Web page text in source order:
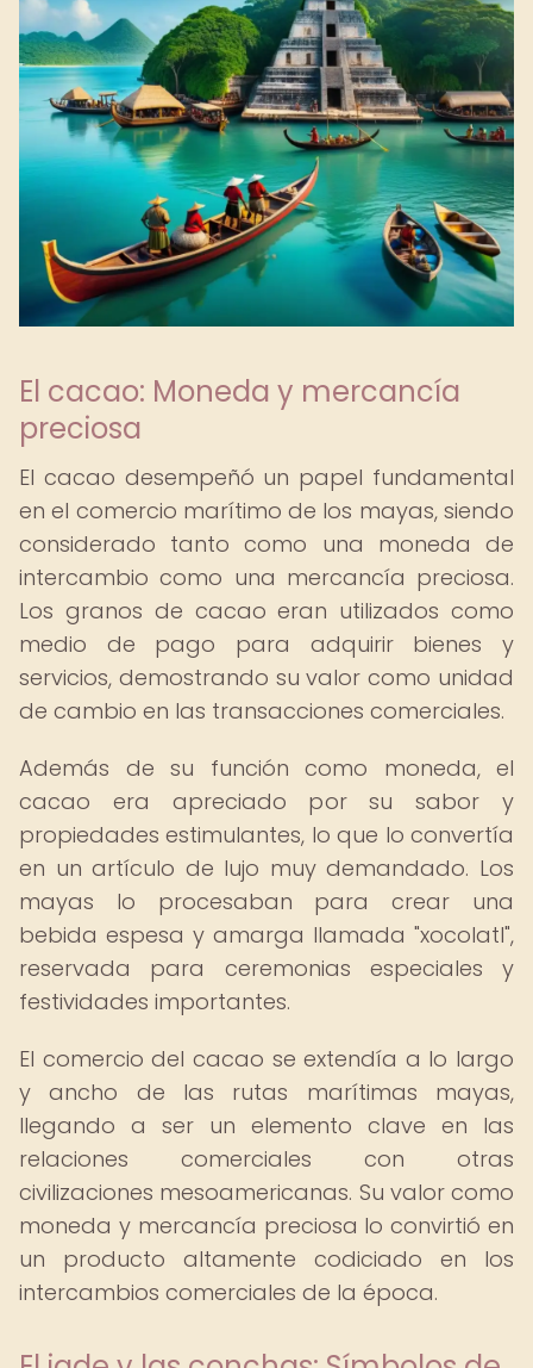
El cacao: Moneda y mercancía
preciosa
El cacao desempeñó un papel fundamental
en el comercio marítimo de los mayas, siendo
considerado tanto como una moneda de
intercambio como una mercancía preciosa.
Los granos de cacao eran utilizados como
medio de pago para adquirir bienes y
servicios, demostrando su valor como unidad
de cambio en las transacciones comerciales.
Además de su función como moneda, el
cacao era apreciado por su sabor y
propiedades estimulantes, lo que lo convertía
en un artículo de lujo muy demandado. Los
mayas lo procesaban para crear una
bebida espesa y amarga llamada "xocolatl",
reservada para ceremonias especiales y
festividades importantes.
El comercio del cacao se extendía a lo largo
y ancho de las rutas marítimas mayas,
llegando a ser un elemento clave en las
relaciones comerciales con otras
civilizaciones mesoamericanas. Su valor como
moneda y mercancía preciosa lo convirtió en
un producto altamente codiciado en los
intercambios comerciales de la época.